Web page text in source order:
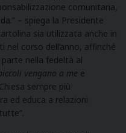
comunitaria,
– spiega la Presidente
sia utilizzata anche in
corso dell’anno, affinché
nella fedeltà al
vengano a me e
sempre più
ed educa a relazioni